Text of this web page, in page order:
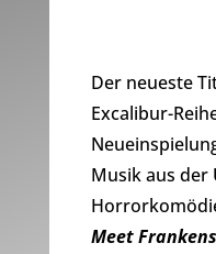
Der neueste
Excalibur-
Musik aus der
Meet